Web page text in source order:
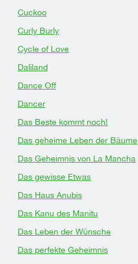
Cuckoo
Curly Burly
Cycle of Love
Daliland
Dance Off
Dancer
Das Beste kommt noch!
Das geheime Leben der Bäume
Das Geheimnis von La Mancha
Das gewisse Etwas
Das Haus Anubis
Das Kanu des Manitu
Das Leben der Wünsche
Das perfekte Geheimnis